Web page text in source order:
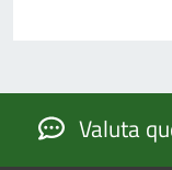
Valuta